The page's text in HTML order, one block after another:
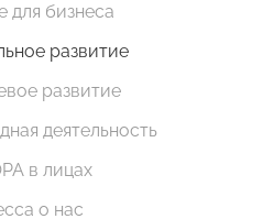
для бизнеса
развитие
развитие
деятельность
в лицах
о нас